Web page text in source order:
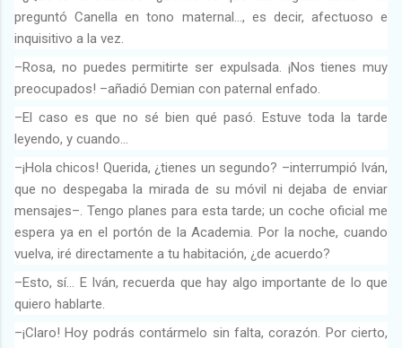
preguntó Canella en tono maternal…, es decir, afectuoso e
inquisitivo a la vez.
–Rosa, no puedes permitirte ser expulsada. ¡Nos tienes muy
preocupados! –añadió Demian con paternal enfado.
–El caso es que no sé bien qué pasó. Estuve toda la tarde
leyendo, y cuando…
–¡Hola chicos! Querida, ¿tienes un segundo? –interrumpió Iván,
que no despegaba la mirada de su móvil ni dejaba de enviar
mensajes–. Tengo planes para esta tarde; un coche oficial me
espera ya en el portón de la Academia. Por la noche, cuando
vuelva, iré directamente a tu habitación, ¿de acuerdo?
–Esto, sí… E Iván, recuerda que hay algo importante de lo que
quiero hablarte.
–¡Claro! Hoy podrás contármelo sin falta, corazón. Por cierto,